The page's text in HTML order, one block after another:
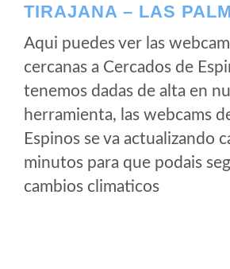
TIRAJANA – LAS
Aqui puedes ver las
cercanas a Cercados de
tenemos dadas de alta en
herramienta, las webcams
Espinos se va actualizando
minutos para que podais
cambios climaticos